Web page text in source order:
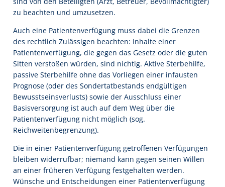
zu beachten und umzusetzen.
Auch eine Patientenverfügung muss dabei die Grenzen
des rechtlich Zulässigen beachten: Inhalte einer
Patientenverfügung, die gegen das Gesetz oder die guten
Sitten verstoßen würden, sind nichtig. Aktive Sterbehilfe,
passive Sterbehilfe ohne das Vorliegen einer infausten
Prognose (oder des Sondertatbestands endgültigen
Bewusstseinsverlusts) sowie der Ausschluss einer
Basisversorgung ist auch auf dem Weg über die
Patientenverfügung nicht möglich (sog.
Reichweitenbegrenzung).
Die in einer Patientenverfügung getroffenen Verfügungen
bleiben widerrufbar; niemand kann gegen seinen Willen
an einer früheren Verfügung festgehalten werden.
Wünsche und Entscheidungen einer Patientenverfügung